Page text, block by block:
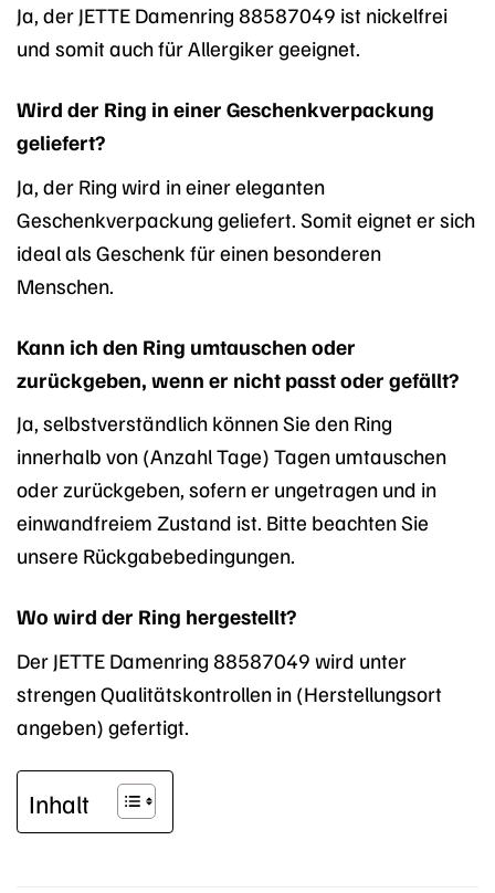
Ja, der JETTE Damenring 88587049 ist nickelfrei
und somit auch für Allergiker geeignet.
Wird der Ring in einer Geschenkverpackung
geliefert?
Ja, der Ring wird in einer eleganten
Geschenkverpackung geliefert. Somit eignet er sich
ideal als Geschenk für einen besonderen
Menschen.
Kann ich den Ring umtauschen oder
zurückgeben, wenn er nicht passt oder gefällt?
Ja, selbstverständlich können Sie den Ring
innerhalb von (Anzahl Tage) Tagen umtauschen
oder zurückgeben, sofern er ungetragen und in
einwandfreiem Zustand ist. Bitte beachten Sie
unsere Rückgabebedingungen.
Wo wird der Ring hergestellt?
Der JETTE Damenring 88587049 wird unter
strengen Qualitätskontrollen in (Herstellungsort
angeben) gefertigt.
Inhalt